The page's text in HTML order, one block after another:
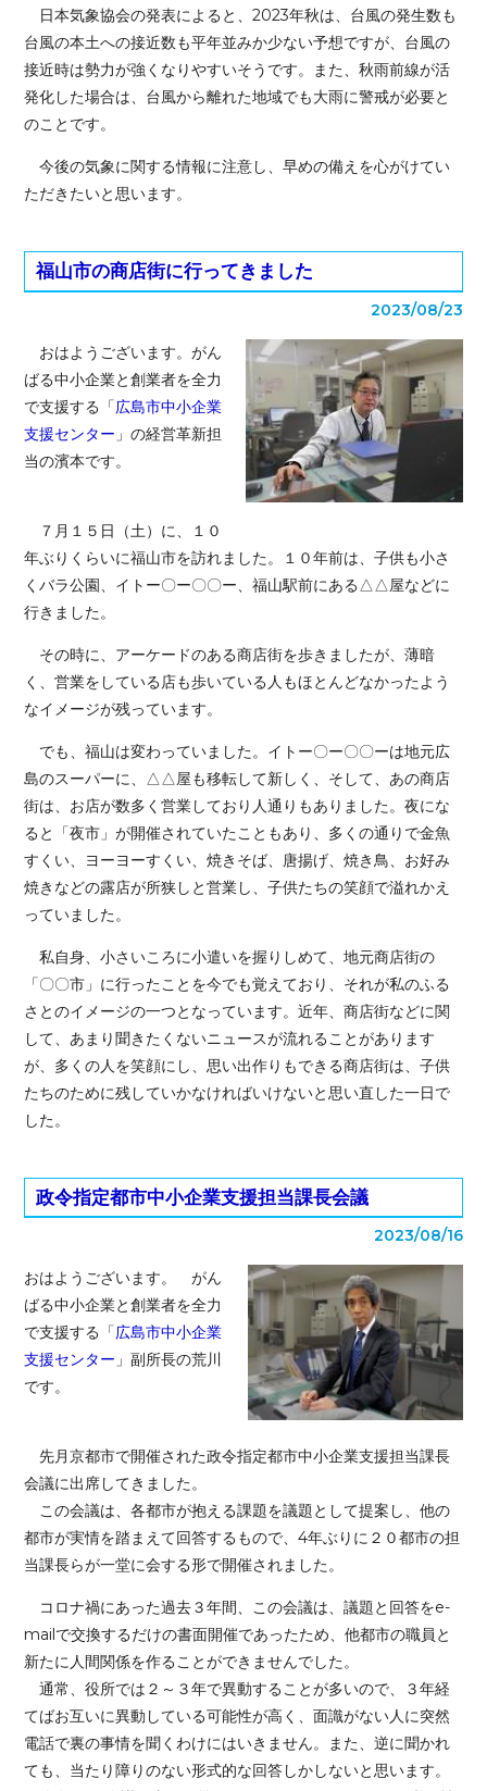
日本気象協会の発表によると、2023年秋は、台風の発生数も
台風の本土への接近数も平年並みか少ない予想ですが、台風の
接近時は勢力が強くなりやすいそうです。また、秋雨前線が活
発化した場合は、台風から離れた地域でも大雨に警戒が必要と
のことです。
今後の気象に関する情報に注意し、早めの備えを心がけてい
ただきたいと思います。
福山市の商店街に行ってきました
2023/08/23
おはようございます。がん
ばる中小企業と創業者を全力
で支援する「広島市中小企業
支援センター 」の経営革新担
当の濱本です。
７月１５日（土）に、１０
年ぶりくらいに福山市を訪れました。１０年前は、子供も小さ
くバラ公園、イトー〇ー〇〇ー、福山駅前にある△△屋などに
行きました。
その時に、アーケードのある商店街を歩きましたが、薄暗
く、営業をしている店も歩いている人もほとんどなかったよう
なイメージが残っています。
でも、福山は変わっていました。イトー〇ー〇〇ーは地元広
島のスーパーに、△△屋も移転して新しく、そして、あの商店
街は、お店が数多く営業しており人通りもありました。夜にな
ると「夜市」が開催されていたこともあり、多くの通りで金魚
すくい、ヨーヨーすくい、焼きそば、唐揚げ、焼き鳥、お好み
焼きなどの露店が所狭しと営業し、子供たちの笑顔で溢れかえ
っていました。
私自身、小さいころに小遣いを握りしめて、地元商店街の
「〇〇市」に行ったことを今でも覚えており、それが私のふる
さとのイメージの一つとなっています。近年、商店街などに関
して、あまり聞きたくないニュースが流れることがあります
が、多くの人を笑顔にし、思い出作りもできる商店街は、子供
たちのために残していかなければいけないと思い直した一日で
した。
政令指定都市中小企業支援担当課長会議
2023/08/16
おはようございます。 がん
ばる中小企業と創業者を全力
で支援する「広島市中小企業
支援センター 」副所長の荒川
です。
先月京都市で開催された政令指定都市中小企業支援担当課長
会議に出席してきました。
この会議は、各都市が抱える課題を議題として提案し、他の
都市が実情を踏まえて回答するもので、4年ぶりに２０都市の担
当課長らが一堂に会する形で開催されました。
コロナ禍にあった過去３年間、この会議は、議題と回答をe-
mailで交換するだけの書面開催であったため、他都市の職員と
新たに人間関係を作ることができませんでした。
通常、役所では２～３年で異動することが多いので、３年経
てばお互いに異動している可能性が高く、面識がない人に突然
電話で裏の事情を聞くわけにはいきません。また、逆に聞かれ
ても、当たり障りのない形式的な回答しかしないと思います。